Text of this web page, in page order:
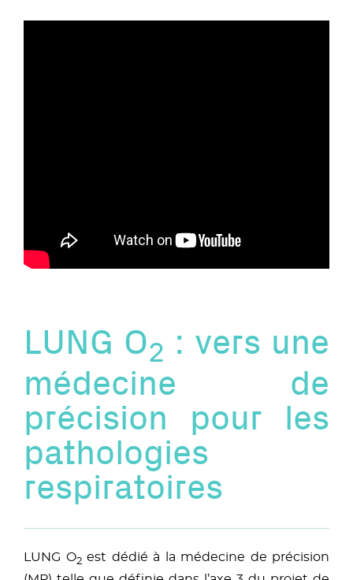
LUNG O2 : vers une
médecine de
précision pour les
pathologies
respiratoires
LUNG O2est dédié à la médecine de précision